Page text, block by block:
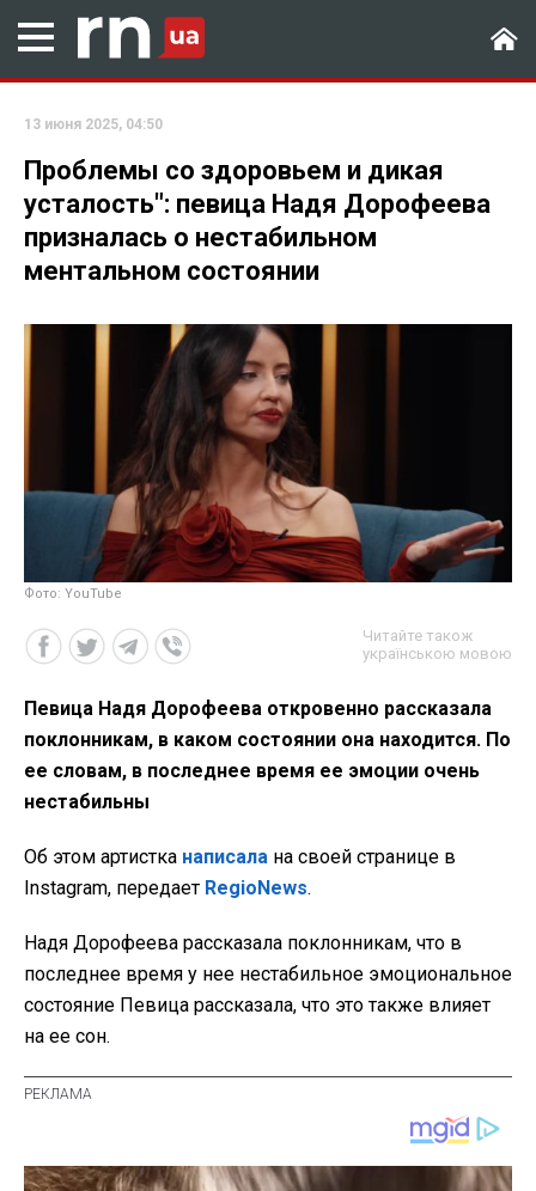
13 июня 2025, 04:50
Проблемы со здоровьем и дикая
усталость": певица Надя Дорофеева
призналась о нестабильном
ментальном состоянии
Фото: YouTube
Читайте також
українською мовою
Певица Надя Дорофеева откровенно рассказала
поклонникам, в каком состоянии она находится. По
ее словам, в последнее время ее эмоции очень
нестабильны
Об этом артистка написала на своей странице в
Instagram, передает RegioNews.
Надя Дорофеева рассказала поклонникам, что в
последнее время у нее нестабильное эмоциональное
состояние Певица рассказала, что это также влияет
на ее сон.